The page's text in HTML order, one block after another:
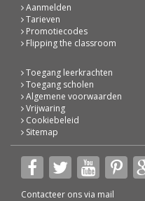
Aanmelden
Tarieven
Promotiecodes
Flipping the classroom
Toegang leerkrachten
Toegang scholen
Algemene voorwaarden
Vrijwaring
Cookiebeleid
Sitemap
Contacteer ons via mail